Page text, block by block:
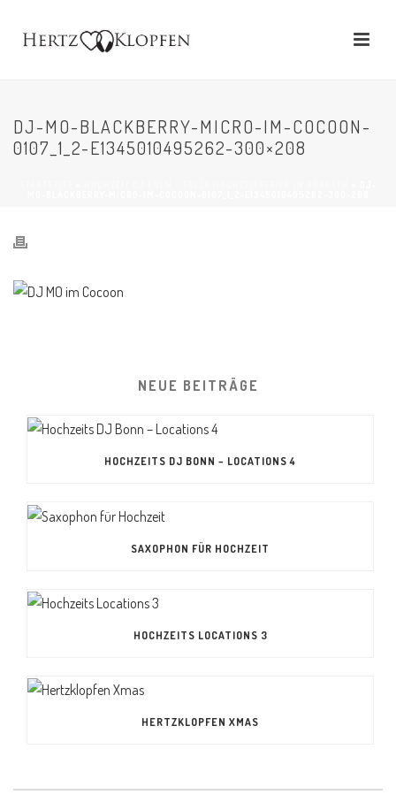
DJ-MO-BLACKBERRY-MICRO-IM-COCOON-
0107_1_2-E1345010495262-300×208
NEUE BEITRÄGE
HOCHZEITS DJ BONN – LOCATIONS 4
SAXOPHON FÜR HOCHZEIT
HOCHZEITS LOCATIONS 3
HERTZKLOPFEN XMAS